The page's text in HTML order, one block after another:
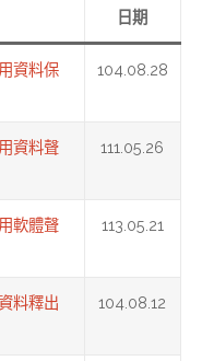
日期
資料保
104.08.28
資料聲
111.05.26
軟體聲
113.05.21
料釋出
104.08.12